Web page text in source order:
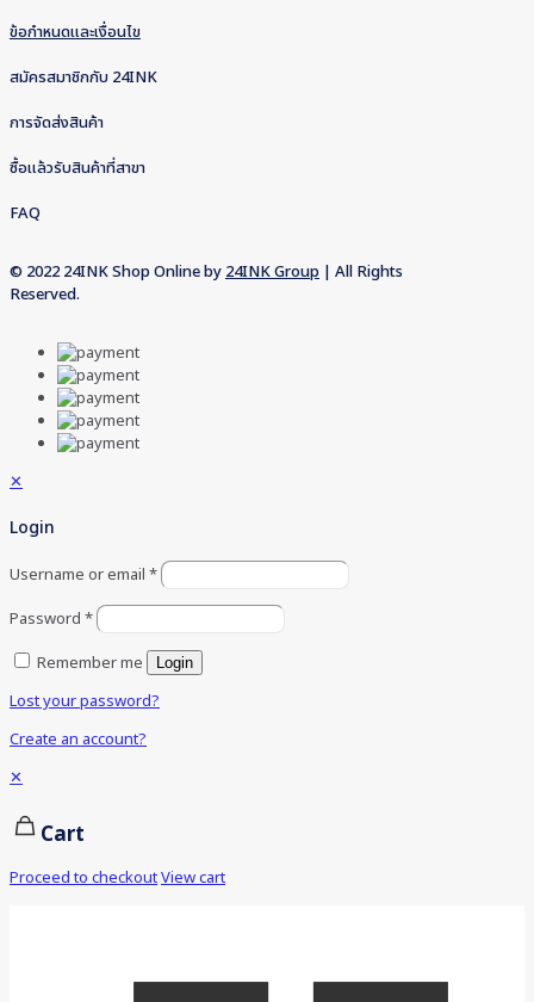
ข้อกำหนดและเงื่อนไข
สมัครสมาชิกกับ 24INK
การจัดส่งสินค้า
ซื้อแล้วรับสินค้าที่สาขา
FAQ
© 2022 24INK Shop Online by 24INK Group | All Rights
Reserved.
✕
Login
Username or email *
Password *
Remember me
Login
Lost your password?
Create an account?
✕
Cart
Proceed to checkoutView cart